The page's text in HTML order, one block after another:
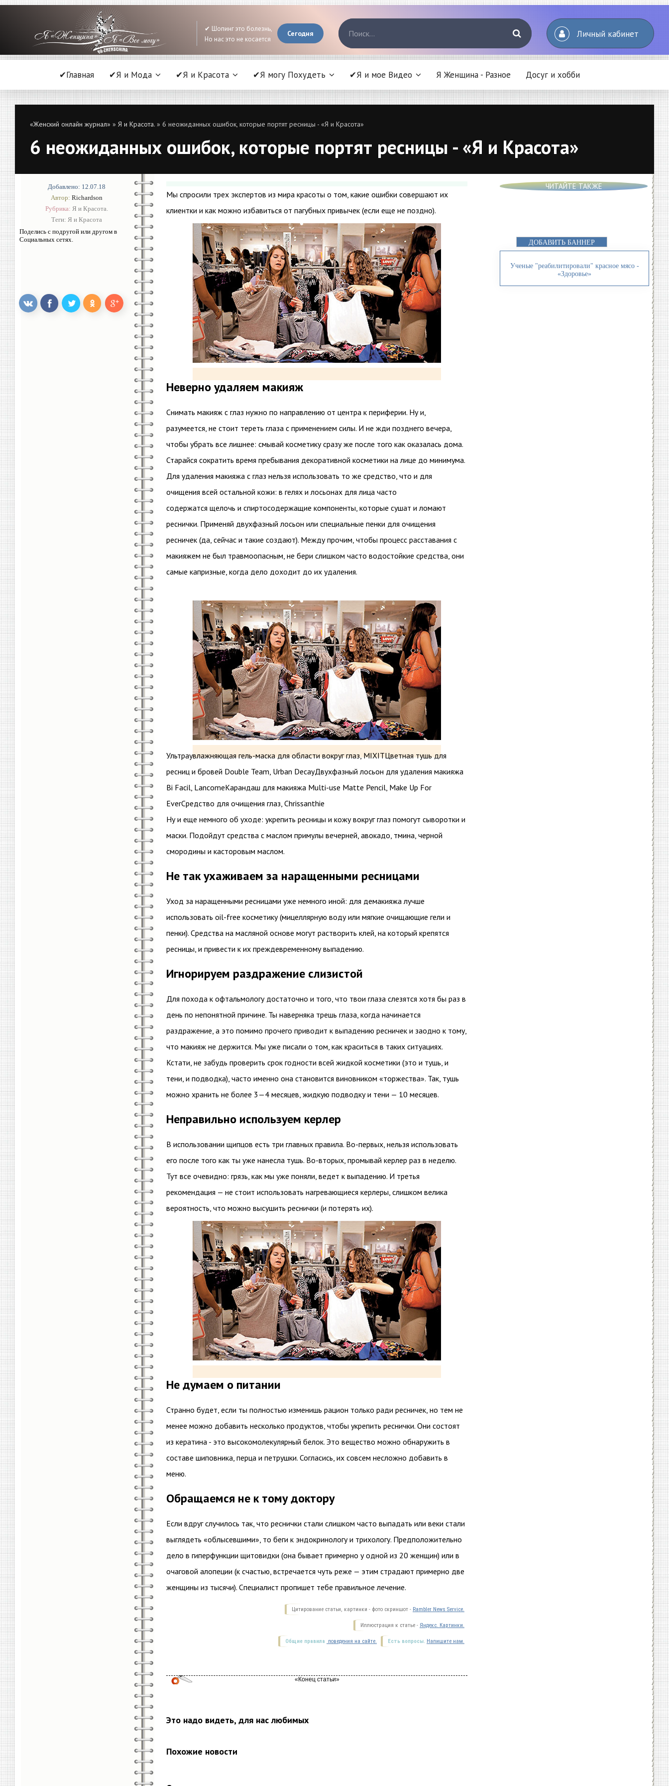
✔ Шопинг это болезнь,
Но нас это не косается
Сегодня Личный кабинет
✔Главная ✔Я и Мода ✔Я и Красота ✔Я могу Похудеть ✔Я и мое Видео Я Женщина - Разное Досуг и хобби
«Женский онлайн журнал» » Я и Красота. » 6 неожиданных ошибок, которые портят ресницы - «Я и Красота»
6 неожиданных ошибок, которые портят ресницы - «Я и Красота»
Добавлено: 12.07.18
Автор: Richardson
Рубрика: Я и Красота.
Теги: Я и Красота
Поделись с подругой или другом в
Социальных сетях.
Мы спросили трех экспертов из мира красоты о том, какие ошибки совершают их
клиентки и как можно избавиться от пагубных привычек (если еще не поздно).
Неверно удаляем макияж
Снимать макияж с глаз нужно по направлению от центра к периферии. Ну и,
разумеется, не стоит тереть глаза с применением силы. И не жди позднего вечера,
чтобы убрать все лишнее: смывай косметику сразу же после того как оказалась дома.
Старайся сократить время пребывания декоративной косметики на лице до минимума.
Для удаления макияжа с глаз нельзя использовать то же средство, что и для
очищения всей остальной кожи: в гелях и лосьонах для лица часто
содержатся щелочь и спиртосодержащие компоненты, которые сушат и ломают
реснички. Применяй двухфазный лосьон или специальные пенки для очищения
ресничек (да, сейчас и такие создают). Между прочим, чтобы процесс расставания с
макияжем не был травмоопасным, не бери слишком часто водостойкие средства, они
самые капризные, когда дело доходит до их удаления.
Ультраувлажняющая гель-маска для области вокруг глаз, MIXITЦветная тушь для
ресниц и бровей Double Team, Urban DecayДвухфазный лосьон для удаления макияжа
Bi Facil, LancomeКарандаш для макияжа Multi-use Matte Pencil, Make Up For
EverСредство для очищения глаз, Chrissanthie
Ну и еще немного об уходе: укрепить ресницы и кожу вокруг глаз помогут сыворотки и
маски. Подойдут средства с маслом примулы вечерней, авокадо, тмина, черной
смородины и касторовым маслом.
Не так ухаживаем за наращенными ресницами
Уход за наращенными ресницами уже немного иной: для демакияжа лучше
использовать oil-free косметику (мицеллярную воду или мягкие очищающие гели и
пенки). Средства на масляной основе могут растворить клей, на который крепятся
ресницы, и привести к их преждевременному выпадению.
Игнорируем раздражение слизистой
Для похода к офтальмологу достаточно и того, что твои глаза слезятся хотя бы раз в
день по непонятной причине. Ты наверняка трешь глаза, когда начинается
раздражение, а это помимо прочего приводит к выпадению ресничек и заодно к тому,
что макияж не держится. Мы уже писали о том, как краситься в таких ситуациях.
Кстати, не забудь проверить срок годности всей жидкой косметики (это и тушь, и
тени, и подводка), часто именно она становится виновником «торжества». Так, тушь
можно хранить не более 3—4 месяцев, жидкую подводку и тени — 10 месяцев.
Неправильно используем керлер
В использовании щипцов есть три главных правила. Во-первых, нельзя использовать
его после того как ты уже нанесла тушь. Во-вторых, промывай керлер раз в неделю.
Тут все очевидно: грязь, как мы уже поняли, ведет к выпадению. И третья
рекомендация — не стоит использовать нагревающиеся керлеры, слишком велика
вероятность, что можно высушить реснички (и потерять их).
Не думаем о питании
Странно будет, если ты полностью изменишь рацион только ради ресничек, но тем не
менее можно добавить несколько продуктов, чтобы укрепить реснички. Они состоят
из кератина - это высокомолекулярный белок. Это вещество можно обнаружить в
составе шиповника, перца и петрушки. Согласись, их совсем несложно добавить в
меню.
Обращаемся не к тому доктору
Если вдруг случилось так, что реснички стали слишком часто выпадать или веки стали
выглядеть «облысевшими», то беги к эндокринологу и трихологу. Предположительно
дело в гиперфункции щитовидки (она бывает примерно у одной из 20 женщин) или в
очаговой алопеции (к счастью, встречается чуть реже — этим страдают примерно две
женщины из тысячи). Специалист пропишет тебе правильное лечение.
Цитирование статьи, картинки - фото скриншот - Rambler News Service.
Иллюстрация к статье - Яндекс. Картинки.
Есть вопросы. Напишите нам.
Общие правила поведения на сайте.
Это надо видеть, для нас любимых
Похожие новости
ЧИТАЙТЕ ТАКЖЕ
ДОБАВИТЬ БАННЕР
Ученые "реабилитировали" красное мясо -
«Здоровье»